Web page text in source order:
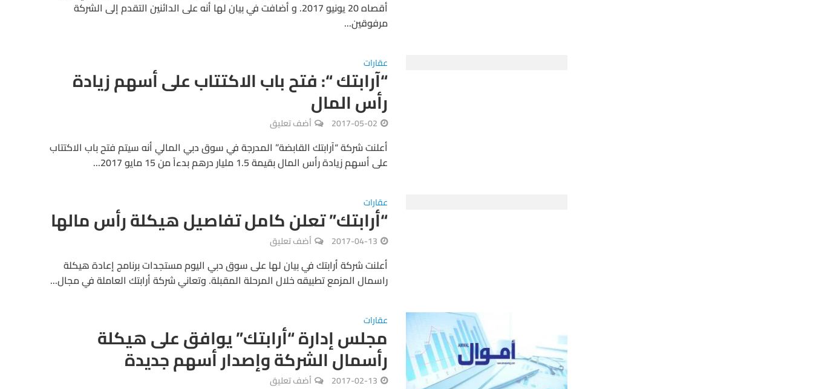
أقصاه 20 يونيو 2017. و أضافت في بيان لها أنه على الدائنين التقدم إلى الشركة
مرفوقين...
عقارات
“آرابتك “: فتح باب الاكتتاب على أسهم زيادة
رأس المال
2017-05-02 أضف تعليق
أعلنت شركة “آرابتك القابضة” المدرجة في سوق دبي المالي أنه سيتم فتح باب الاكتتاب
على أسهم زيادة رأس المال بقيمة 1.5 مليار درهم بدءاً من 15 مايو 2017...
عقارات
“أرابتك” تعلن كامل تفاصيل هيكلة رأس مالها
2017-04-13 أضف تعليق
أعلنت شركة أرابتك في بيان لها على سوق دبي اليوم مستجدات برنامج إعادة هيكلة
راسمال المزمع تطبيقه خلال المرحلة المقبلة. وتعاني شركة أرابتك العاملة في مجال...
عقارات
مجلس إدارة “أرابتك” يوافق على هيكلة
رأسمال الشركة وإصدار أسهم جديدة
2017-02-13 أضف تعليق